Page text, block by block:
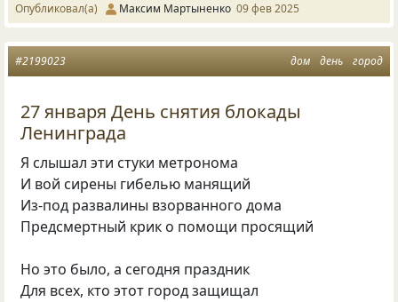
Опубликовал(а) Максим Мартыненко 09 фев 2025
дом день город
#2199023
27 января День снятия блокады
Ленинграда
Я слышал эти стуки метронома
И вой сирены гибелью манящий
Из-под развалины взорванного дома
Предсмертный крик о помощи просящий
Но это было, а сегодня праздник
Для всех, кто этот город защищал